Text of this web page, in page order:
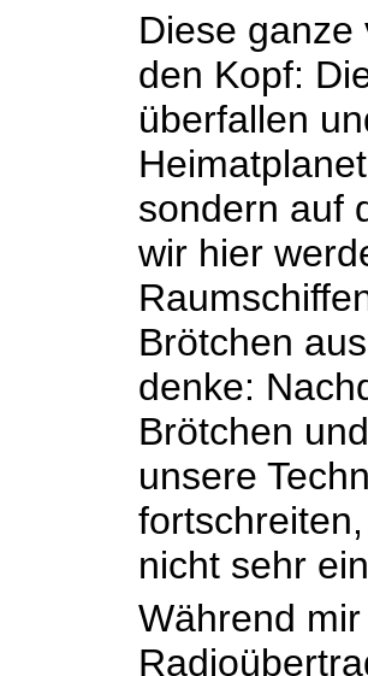
Diese
den Kopf:
überfallen
sondern auf
wir hier
Brötchen
denke:
Brötchen
unsere
nicht sehr
Während